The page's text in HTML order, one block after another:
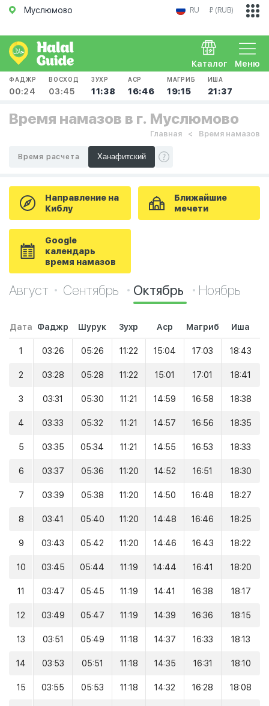
Муслюмово RU ₽ (RUB)
Меню
Каталог
ФАДЖР
00:24
ВОСХОД
03:45
ЗУХР
11:38
АСР
16:46
МАГРИБ
19:15
ИША
21:37
Время намазов в г. Муслюмово
Главная Время намазов
Время расчета
Направление на
Киблу
Ближайшие
мечети
Google
календарь
время намазов
Август Сентябрь Октябрь Ноябрь
Дата Фаджр Шурук Зухр Аср Магриб Иша
1 03:26 05:26 11:22 15:04 17:03 18:43
2 03:28 05:28 11:22 15:01 17:01 18:41
3 03:31 05:30 11:21 14:59 16:58 18:38
4 03:33 05:32 11:21 14:57 16:56 18:35
5 03:35 05:34 11:21 14:55 16:53 18:33
6 03:37 05:36 11:20 14:52 16:51 18:30
7 03:39 05:38 11:20 14:50 16:48 18:27
8 03:41 05:40 11:20 14:48 16:46 18:25
9 03:43 05:42 11:20 14:46 16:43 18:22
10 03:45 05:44 11:19 14:44 16:41 18:20
11 03:47 05:45 11:19 14:41 16:38 18:17
12 03:49 05:47 11:19 14:39 16:36 18:15
13 03:51 05:49 11:18 14:37 16:33 18:13
14 03:53 05:51 11:18 14:35 16:31 18:10
15 03:55 05:53 11:18 14:32 16:28 18:08